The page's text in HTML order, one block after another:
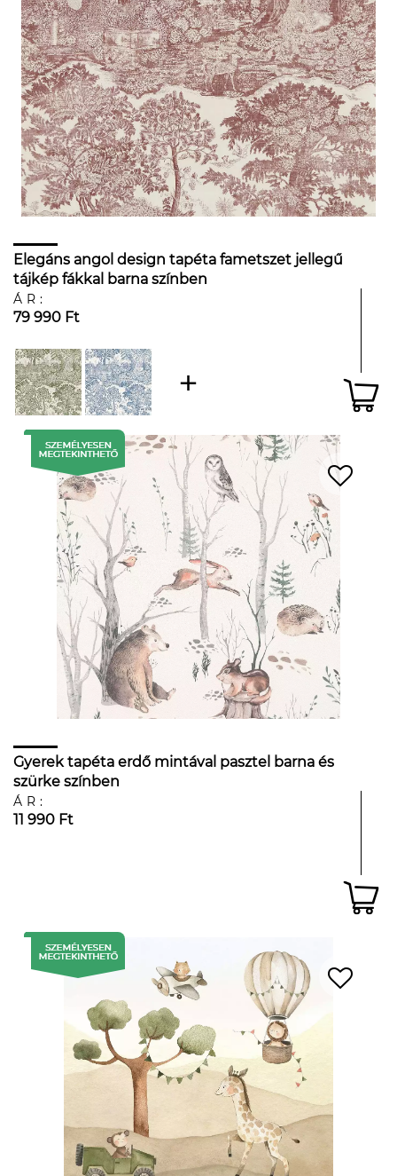
Elegáns angol design tapéta fametszet jellegű
tájkép fákkal barna színben
ÁR:
79 990 Ft
Gyerek tapéta erdő mintával pasztel barna és
szürke színben
ÁR:
11 990 Ft